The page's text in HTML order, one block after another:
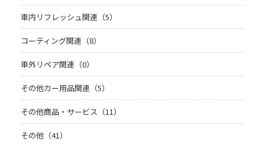
車内リフレッシュ関連（5）
コーティング関連（8）
車外リペア関連（0）
その他カー用品関連（5）
その他商品・サービス（11）
その他（41）